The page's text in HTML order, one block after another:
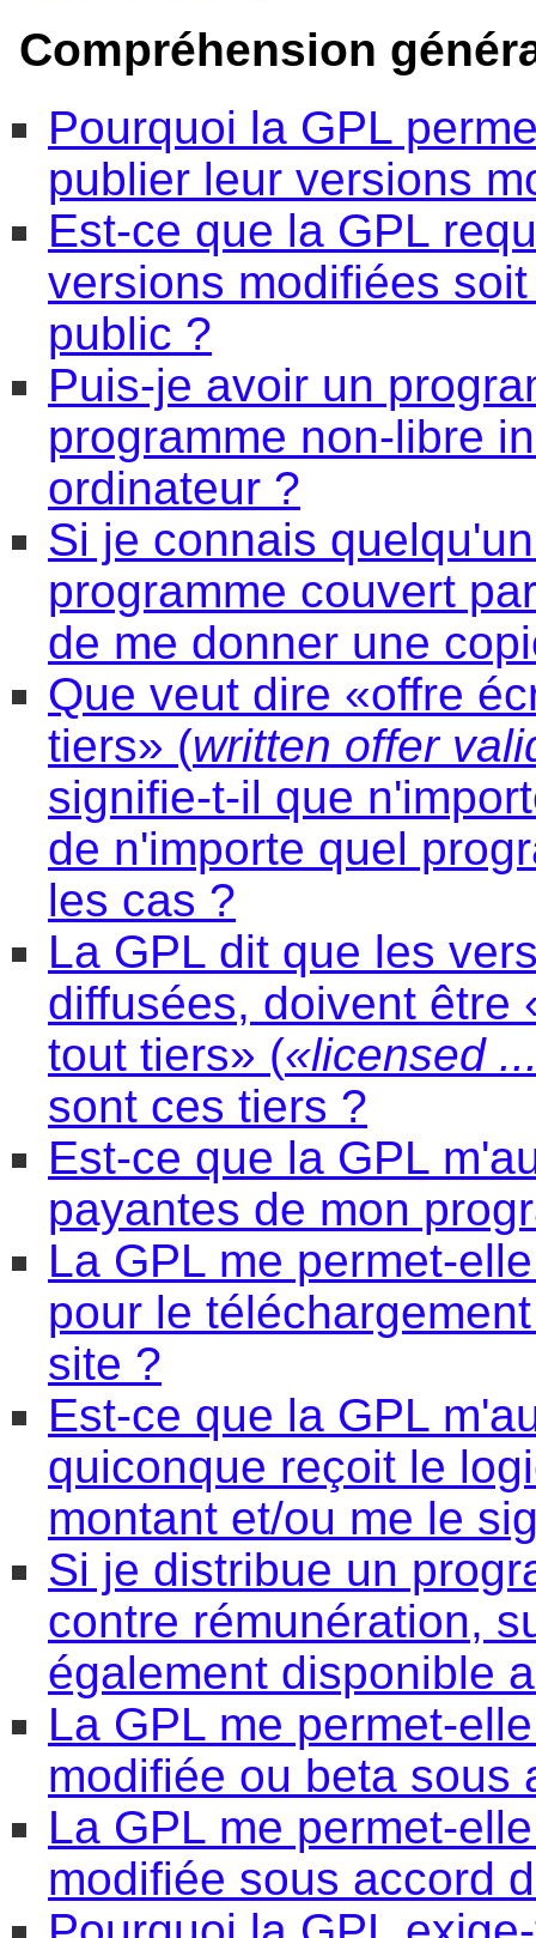
Compréhension
Pourquoi la GPL
publier leur versions
Est-ce que la GPL
versions modifiées
public ?
Puis-je avoir un
programme non-libre
ordinateur ?
Si je connais
programme couvert
de me donner une
Que veut dire «offre
tiers» (written offer
signifie-t-il que
de n'importe quel
les cas ?
La GPL dit que les
diffusées, doivent être
tout tiers» («licensed
sont ces tiers ?
Est-ce que la GPL
payantes de mon
La GPL me permet-
pour le
site ?
Est-ce que la GPL
quiconque reçoit le
montant et/ou me le
Si je distribue un
contre rémunération,
également disponible
La GPL me permet-
modifiée ou beta sous
La GPL me permet-
modifiée sous accord